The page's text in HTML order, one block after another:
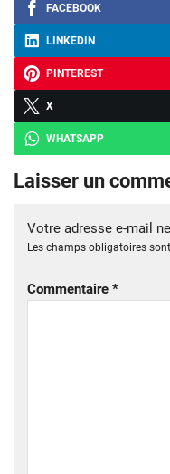
FACEBOOK
LINKEDIN
PINTEREST
X
WHATSAPP
Laisser un
Votre adresse e-mail
Les champs obligatoires
Commentaire *